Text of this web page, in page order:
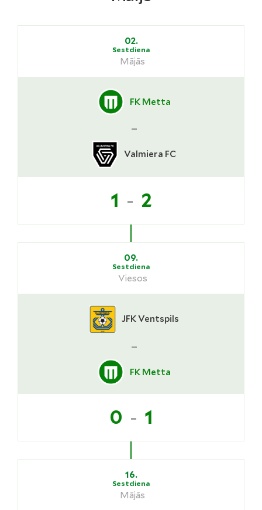
02.
Sestdiena
Mājās
FK Metta
-
Valmiera FC
1 - 2
09.
Sestdiena
Viesos
JFK Ventspils
-
FK Metta
0 - 1
16.
Sestdiena
Mājās